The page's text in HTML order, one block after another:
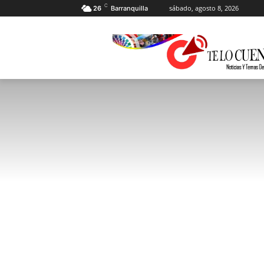
26 C Barranquilla sábado, agosto 8, 2026